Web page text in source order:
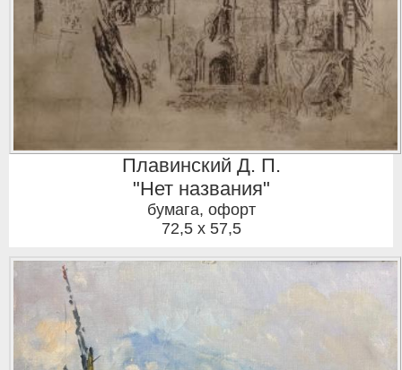
Плавинский Д. П.
"Нет названия"
бумага, офорт
72,5 x 57,5